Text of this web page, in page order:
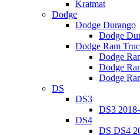
Kratmat
Dodge
Dodge Durango
Dodge
Dodge Ram
Dodge
Dodge
Dodge
DS
DS3
DS3
DS4
DS DS4